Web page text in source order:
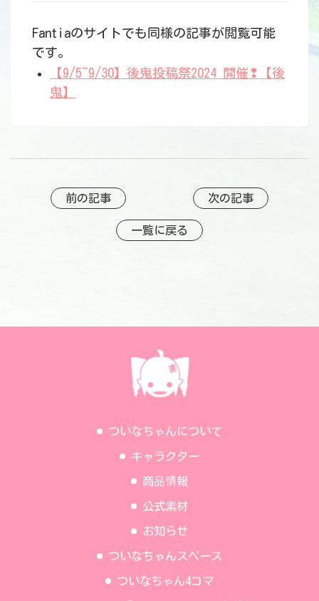
Fantiaのサイトでも同様の記事が閲覧可能
です。
【9/5~9/30】後鬼投稿祭2024 開催❢【後
鬼】
前の記事 次の記事
一覧に戻る
ついなちゃんについて
キャラクター
商品情報
公式素材
お知らせ
ついなちゃんスペース
ついなちゃん4コマ